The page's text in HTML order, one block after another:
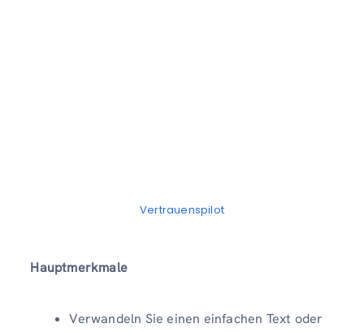
Vertrauenspilot
Hauptmerkmale
Verwandeln Sie einen einfachen Text oder